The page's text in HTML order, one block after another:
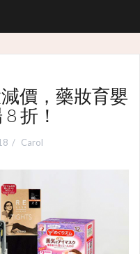
價，藥妝育嬰
折！
Carol